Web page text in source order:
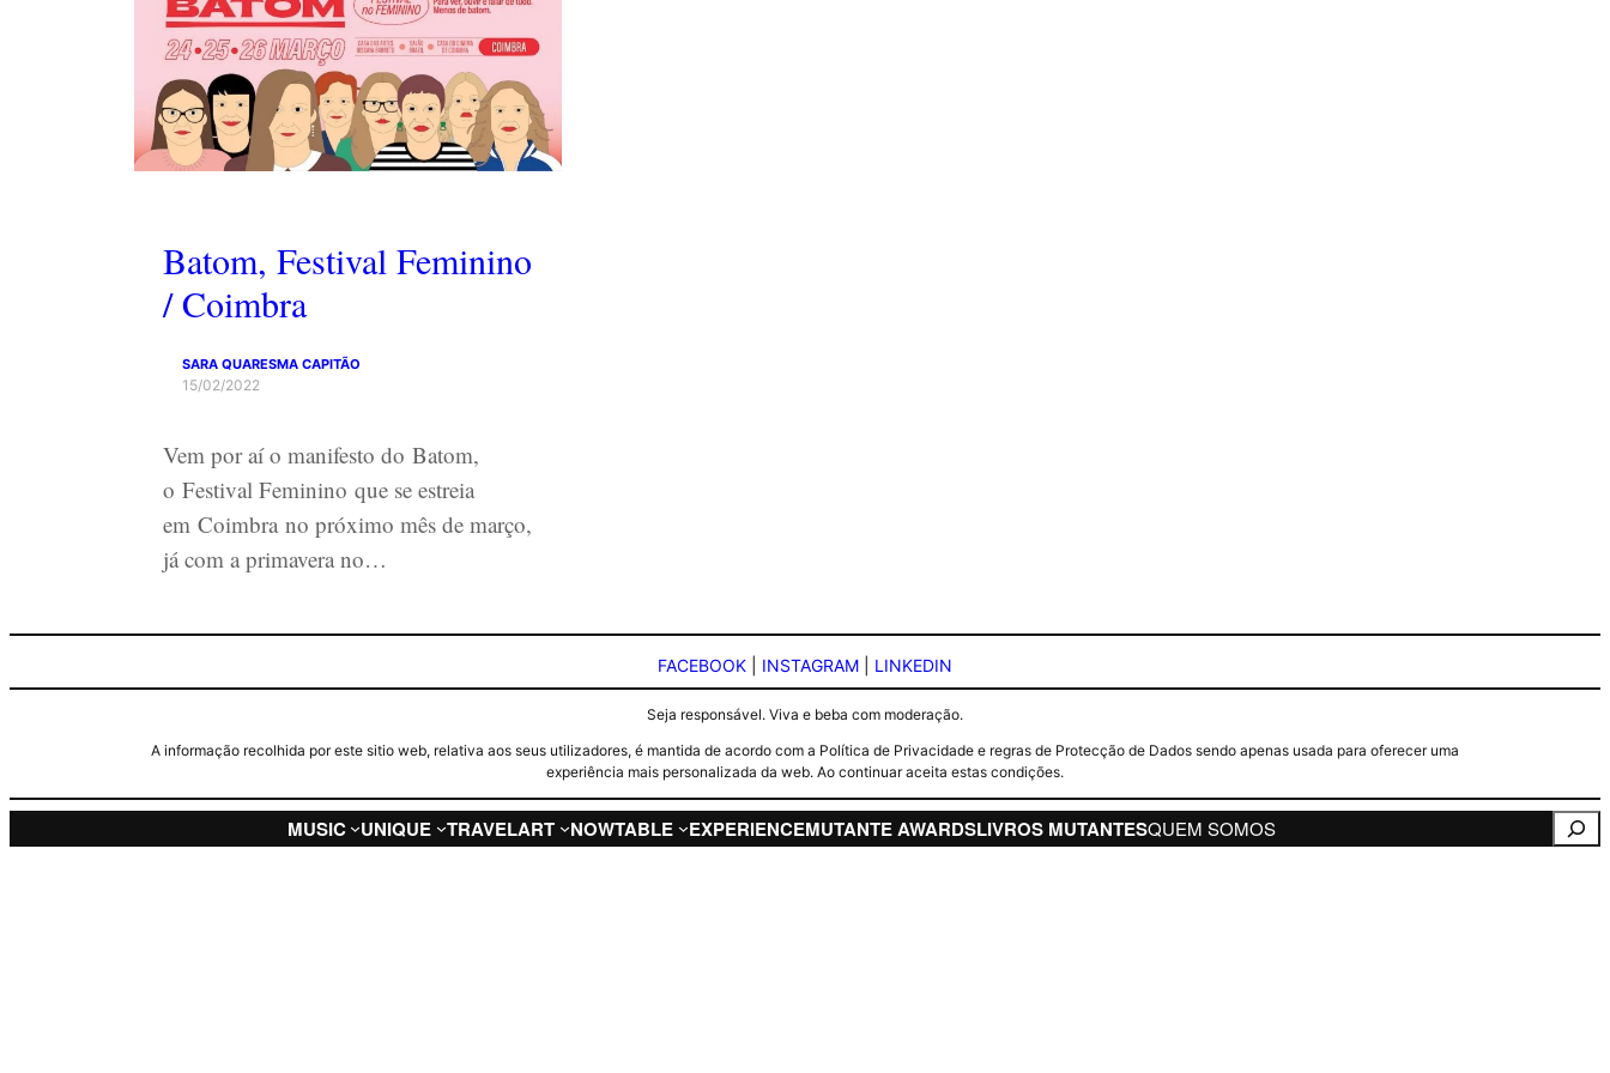
Batom, Festival Feminino
/ Coimbra
SARA QUARESMA CAPITÃO
15/02/2022
Vem por aí o manifesto do Batom,
o Festival Feminino que se estreia
em Coimbra no próximo mês de março,
já com a primavera no…
FACEBOOK INSTAGRAM LINKEDIN
Seja responsável. Viva e beba com moderação.
A informação recolhida por este sitio web, relativa aos seus utilizadores, é mantida de acordo com a Política de Privacidade e regras de Protecção de Dados sendo apenas usada para oferecer uma
experiência mais personalizada da web. Ao continuar aceita estas condições.
MUSIC UNIQUE TRAVELART NOWTABLE EXPERIENCEMUTANTE AWARDSLIVROS MUTANTESQUEM SOMOS